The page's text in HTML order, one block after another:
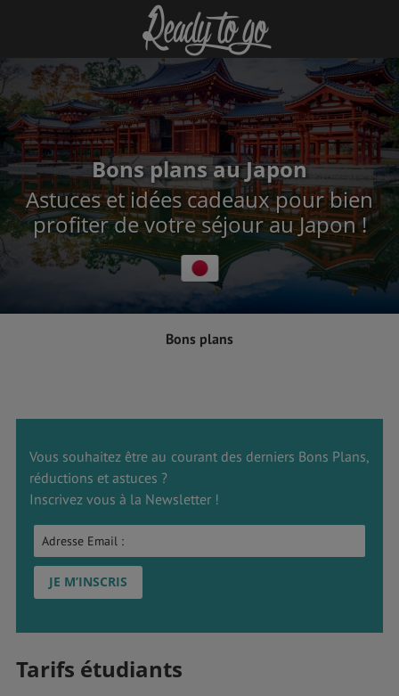
Bons plans au Japon
Astuces et idées cadeaux pour bien
profiter de votre séjour au Japon !
Bons plans
Vous souhaitez être au courant des derniers Bons Plans,
réductions et astuces ?
Inscrivez vous à la Newsletter !
Tarifs étudiants